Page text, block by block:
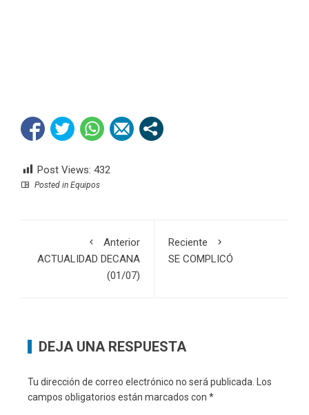
Post Views: 432
Posted in Equipos
Anterior
ACTUALIDAD DECANA
(01/07)
Reciente
SE COMPLICÓ
DEJA UNA RESPUESTA
Tu dirección de correo electrónico no será publicada. Los
campos obligatorios están marcados con *